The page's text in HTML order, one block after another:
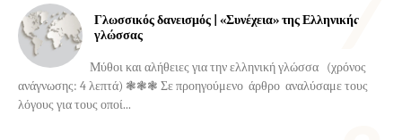
Γλωσσικός δανεισμός | «Συνέχεια» της Ελληνικής
γλώσσας
Μύθοι και αλήθειες για την ελληνική γλώσσα (χρόνος
ανάγνωσης: 4 λεπτά) ❃❃❃ Σε προηγούμενο άρθρο αναλύσαμε τους
λόγους για τους οποί...